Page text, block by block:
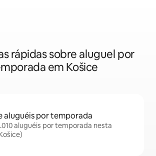
rápidas sobre aluguel por
em Košice
aluguéis por temporada
aluguéis por temporada nesta